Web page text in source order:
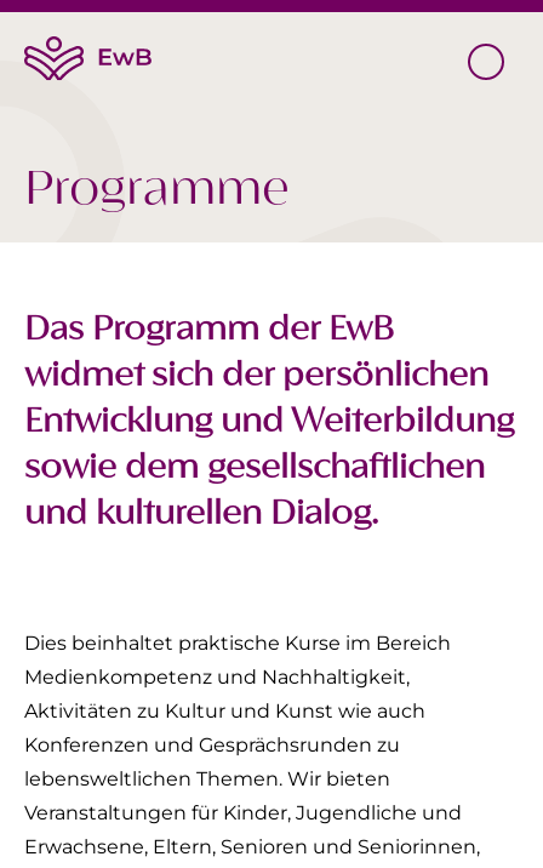
Programme
Das Programm der EwB
widmet sich der persönlichen
Entwicklung und Weiterbildung
sowie dem gesellschaftlichen
und kulturellen Dialog.
Dies beinhaltet praktische Kurse im Bereich
Medienkompetenz und Nachhaltigkeit,
Aktivitäten zu Kultur und Kunst wie auch
Konferenzen und Gesprächsrunden zu
lebensweltlichen Themen. Wir bieten
Veranstaltungen für Kinder, Jugendliche und
Erwachsene, Eltern, Senioren und Seniorinnen,